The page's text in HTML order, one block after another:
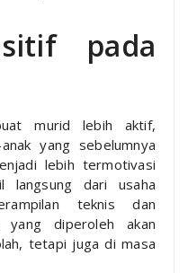
pada
murid lebih aktif,
yang sebelumnya
lebih termotivasi
langsung dari usaha
teknis dan
yang diperoleh akan
tetapi juga di masa